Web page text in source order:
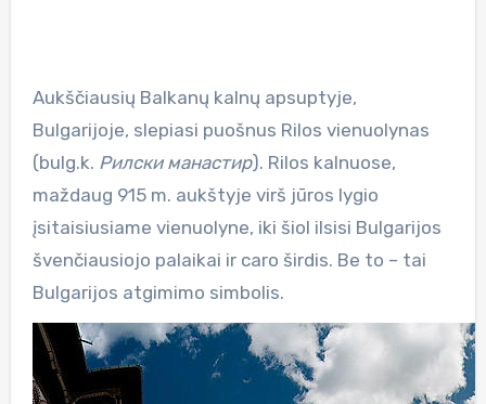
Aukščiausių Balkanų kalnų apsuptyje,
Bulgarijoje, slepiasi puošnus Rilos vienuolynas
(bulg.k. Рилски манастир). Rilos kalnuose,
maždaug 915 m. aukštyje virš jūros lygio
įsitaisiusiame vienuolyne, iki šiol ilsisi Bulgarijos
švenčiausiojo palaikai ir caro širdis. Be to – tai
Bulgarijos atgimimo simbolis.